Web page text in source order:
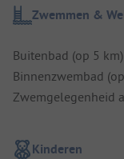
Zwemmen &
Buitenbad (op 5 km)
Binnenzwembad
Zwemgelegenheid
Kinderen